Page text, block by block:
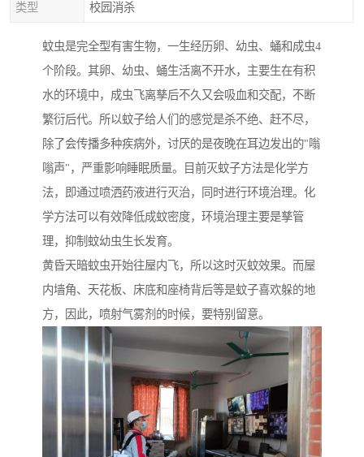
类型 校园消杀
蚊虫是完全型有害生物，一生经历卵、幼虫、蛹和成虫4
个阶段。其卵、幼虫、蛹生活离不开水，主要生在有积
水的环境中，成虫飞离孳后不久又会吸血和交配，不断
繁衍后代。所以蚊子给人们的感觉是杀不绝、赶不尽，
除了会传播多种疾病外，讨厌的是夜晚在耳边发出的"嗡
嗡声"，严重影响睡眠质量。目前灭蚊子方法是化学方
法，即通过喷洒药液进行灭治，同时进行环境治理。化
学方法可以有效降低成蚊密度，环境治理主要是孳管
理，抑制蚊幼虫生长发育。
黄昏天暗蚊虫开始往屋内飞，所以这时灭蚊效果。而屋
内墙角、天花板、床底和座椅背后等是蚊子喜欢躲的地
方，因此，喷射气雾剂的时候，要特别留意。